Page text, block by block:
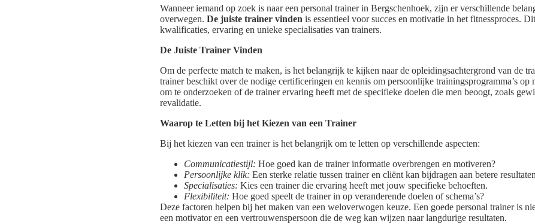
Wanneer iemand op zoek is naar een personal trainer in Bergschenhoek, zijn er verschillende
overwegen. De juiste trainer vinden is essentieel voor succes en motivatie in het fitnessproces.
kwalificaties, ervaring en unieke specialisaties van trainers.
De Juiste Trainer Vinden
Om de perfecte match te maken, is het belangrijk te kijken naar de opleidingsachtergrond van de
trainer beschikt over de nodige certificeringen en kennis om persoonlijke trainingsprogramma’s op
om te onderzoeken of de trainer ervaring heeft met de specifieke doelen die men beoogt, zoals
revalidatie.
Waarop te Letten bij het Kiezen van een Trainer
Bij het kiezen van een trainer is het belangrijk om te letten op verschillende aspecten:
Communicatiestijl: Hoe goed kan de trainer informatie overbrengen en motiveren?
Persoonlijke klik: Een sterke relatie tussen trainer en cliënt kan bijdragen aan betere
Specialisaties: Kies een trainer die ervaring heeft met jouw specifieke behoeften.
Flexibiliteit: Hoe goed speelt de trainer in op veranderende doelen of schema’s?
Deze factoren helpen bij het maken van een weloverwogen keuze. Een goede personal trainer is
een motivator en een vertrouwenspersoon die de weg kan wijzen naar langdurige resultaten.